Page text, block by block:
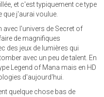
et c'est typiquement ce type
que j'aurai voulue.
avec l'univers de Secret of
de magnifiques
des jeux de lumières qui
avec un peu de talent. En
Legend of Mana mais en HD
d'aujourd'hui.
quelque chose bas de